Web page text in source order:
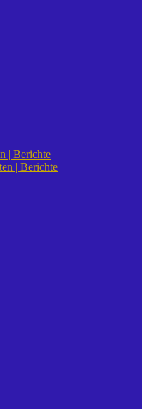
| Berichte
| Berichte